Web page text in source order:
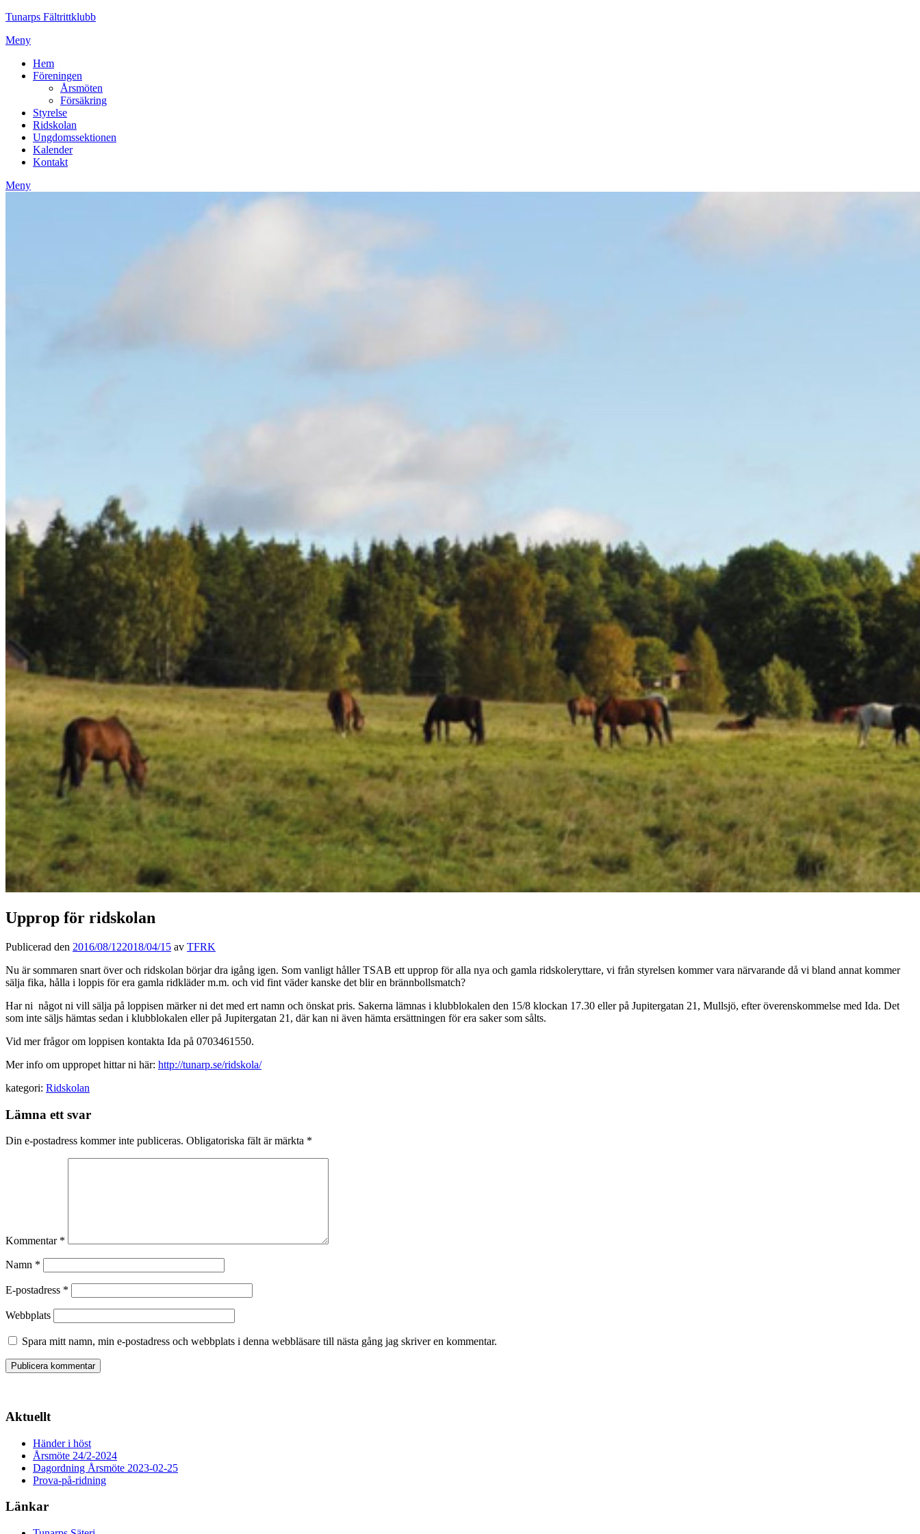
Tunarps Fältrittklubb
Meny
Hem
Föreningen
Årsmöten
Försäkring
Styrelse
Ridskolan
Ungdomssektionen
Kalender
Kontakt
Meny
Upprop för ridskolan
Publicerad den 2016/08/122018/04/15 av TFRK
Nu är sommaren snart över och ridskolan börjar dra igång igen. Som vanligt håller TSAB ett upprop för alla nya och gamla ridskoleryttare, vi från styrelsen kommer vara närvarande då vi bland annat kommer
sälja fika, hålla i loppis för era gamla ridkläder m.m. och vid fint väder kanske det blir en brännbollsmatch?
Har ni något ni vill sälja på loppisen märker ni det med ert namn och önskat pris. Sakerna lämnas i klubblokalen den 15/8 klockan 17.30 eller på Jupitergatan 21, Mullsjö, efter överenskommelse med Ida. Det
som inte säljs hämtas sedan i klubblokalen eller på Jupitergatan 21, där kan ni även hämta ersättningen för era saker som sålts.
Vid mer frågor om loppisen kontakta Ida på 0703461550.
Mer info om uppropet hittar ni här: http://tunarp.se/ridskola/
kategori: Ridskolan
Lämna ett svar
Din e-postadress kommer inte publiceras. Obligatoriska fält är märkta *
Kommentar *
Namn *
E-postadress *
Webbplats
Spara mitt namn, min e-postadress och webbplats i denna webbläsare till nästa gång jag skriver en kommentar.
Aktuellt
Händer i höst
Årsmöte 24/2-2024
Dagordning Årsmöte 2023-02-25
Prova-på-ridning
Länkar